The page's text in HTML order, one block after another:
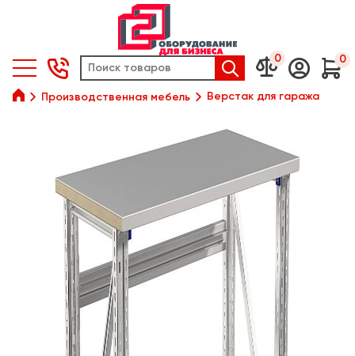
  0  0
 Производственная мебель Верстак для гаража